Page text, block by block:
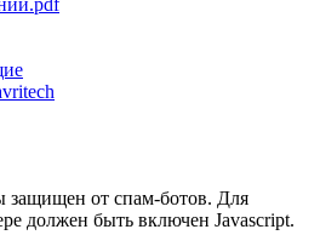
защищен от спам-ботов. Для
должен быть включен Javascript.